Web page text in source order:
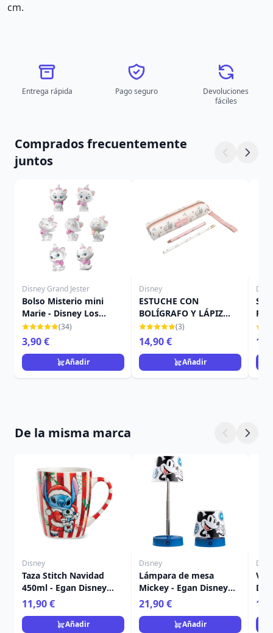
cm.
Entrega rápida Pago seguro
Devoluciones
fáciles
Comprados frecuentemente
juntos
Disney Grand Jester
Bolso Misterio mini
Marie - Disney Los
Aristogatos
(34)
3,90 €
Añadir
Disney
ESTUCHE CON
BOLÍGRAFO Y LÁPIZ
BONJOUR MARIE -
DISNEY LOS
ARISTOGATOS
(3)
14,90 €
Añadir
De la misma marca
Disney
Taza Stitch Navidad
450ml - Egan Disney
Home
11,90 €
Añadir
Disney
Lámpara de mesa
Mickey - Egan Disney
Home
21,90 €
Añadir